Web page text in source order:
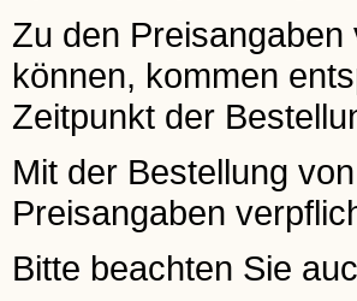
Zu den
können, kommen
Zeitpunkt der
Mit der Bestellung
Preisangaben
Bitte beachten Sie